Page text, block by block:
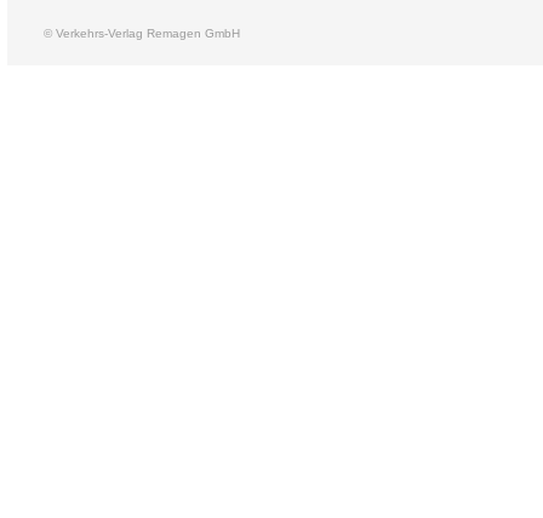
© Verkehrs-Verlag Remagen GmbH